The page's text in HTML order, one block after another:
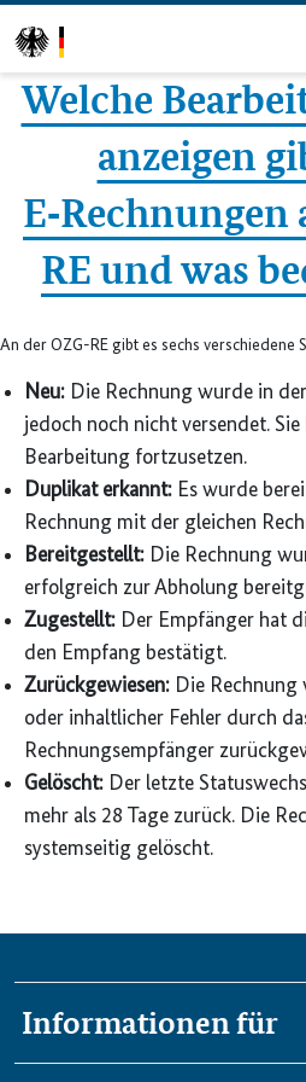
Welche
anzeigen
E‑Rechnungen
RE und was
An der OZG-RE gibt es sechs verschiedene
Neu: Die Rechnung wurde in
jedoch noch nicht versendet.
Bearbeitung fortzusetzen.
Duplikat erkannt: Es wurde
Rechnung mit der gleichen
Bereitgestellt: Die Rechnung
erfolgreich zur Abholung
Zugestellt: Der Empfänger hat
den Empfang bestätigt.
Zurückgewiesen: Die
oder inhaltlicher Fehler durch
Rechnungsempfänger
Gelöscht: Der letzte
mehr als 28 Tage zurück. Die
systemseitig gelöscht.
Informationen für